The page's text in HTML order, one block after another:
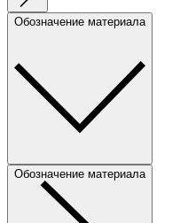
Обозначение материала
Обозначение материала